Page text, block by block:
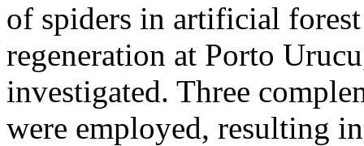
of spiders in artificial
regeneration at Porto
investigated. Three
were employed, resulting